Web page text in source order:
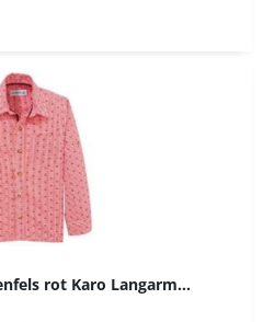
rot Karo Langarm...